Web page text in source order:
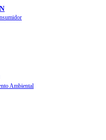
Ambiental